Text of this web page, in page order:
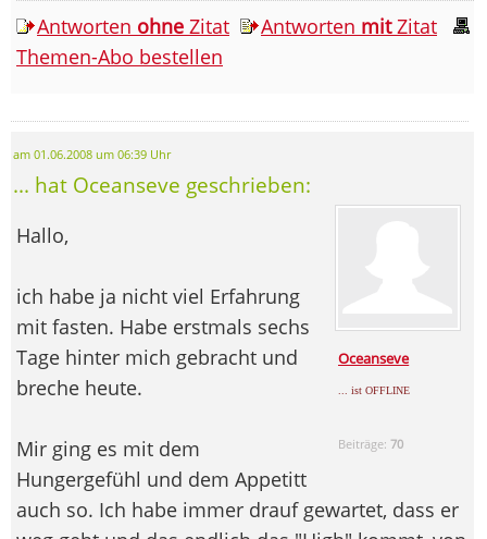
Antworten ohne Zitat Antworten mitZitat
Themen-Abo bestellen
am 01.06.2008 um 06:39 Uhr
... hat Oceanseve geschrieben:
Oceanseve
... ist OFFLINE
Beiträge:70
Hallo,
ich habe ja nicht viel Erfahrung
mit fasten. Habe erstmals sechs
Tage hinter mich gebracht und
breche heute.
Mir ging es mit dem
Hungergefühl und dem Appetitt
auch so. Ich habe immer drauf gewartet, dass er